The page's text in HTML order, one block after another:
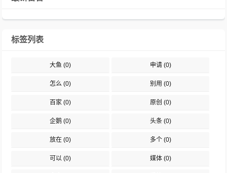
标签列表
大鱼 (0) 申请(0)
怎么 (0) 别用 (0)
百家 (0) 原创 (0)
企鹅 (0) 头条(0)
放在 (0) 多个(0)
可以 (0) 媒体(0)